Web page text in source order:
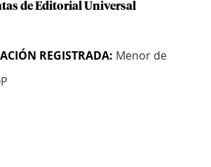
de Editorial Universal
REGISTRADA: Menor de